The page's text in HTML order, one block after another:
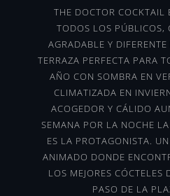
THE DOCTOR COCKTAIL
TODOS LOS PÚBLICOS,
AGRADABLE Y
TERRAZA PERFECTA PARA
AÑO CON SOMBRA EN
CLIMATIZADA EN
ACOGEDOR Y CÁLIDO
SEMANA POR LA NOCHE
ES LA PROTAGONISTA.
ANIMADO DONDE
LOS MEJORES CÓCTELES
PASO DE LA